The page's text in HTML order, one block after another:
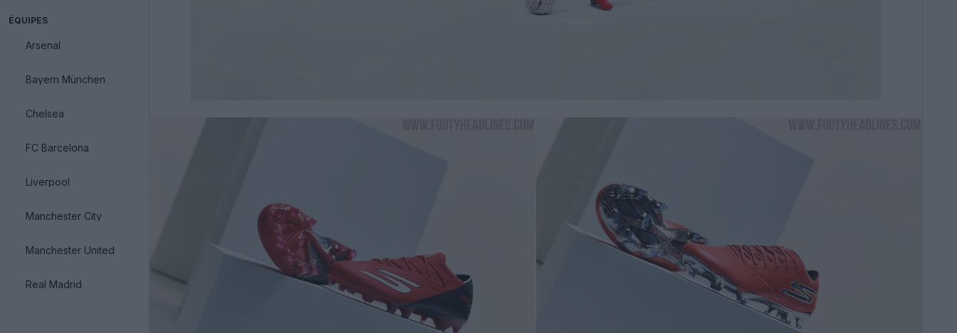
ÉQUIPES
Arsenal
Bayern München
Chelsea
FC Barcelona
Liverpool
Manchester City
Manchester United
Real Madrid